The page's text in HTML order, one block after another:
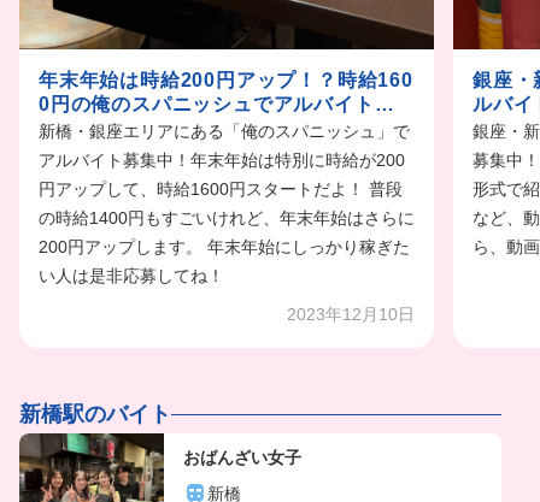
年末年始は時給200円アップ！？時給160
0円の俺のスパニッシュでアルバイトし
ない？
新橋・銀座エリアにある「俺のスパニッシュ」で
アルバイト募集中！年末年始は特別に時給が200
円アップして、時給1600円スタートだよ！ 普段
の時給1400円もすごいけれど、年末年始はさらに
200円アップします。 年末年始にしっかり稼ぎた
い人は是非応募してね！
2023年12月10日
銀座・
ルバイ
銀座・
募集中
形式で
など、
ら、動
新橋駅のバイト
おばんざい女子
新橋